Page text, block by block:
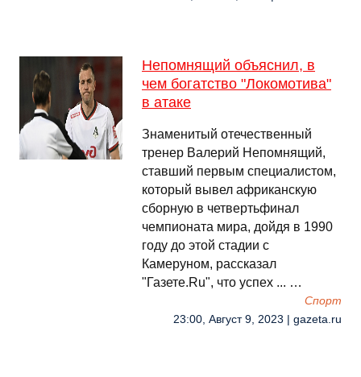
Непомнящий объяснил, в
чем богатство "Локомотива"
в атаке
Знаменитый отечественный
тренер Валерий Непомнящий,
ставший первым специалистом,
который вывел африканскую
сборную в четвертьфинал
чемпионата мира, дойдя в 1990
году до этой стадии с
Камеруном, рассказал
"Газете.Ru", что успех ... …
Спорт
23:00, Август 9, 2023 | gazeta.ru